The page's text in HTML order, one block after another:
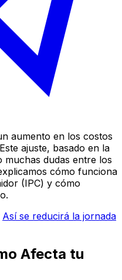
aumento en los costos
ajuste, basado en la
muchas dudas entre los
cómo funciona
(IPC) y cómo
Así se reducirá la jornada
Afecta tu